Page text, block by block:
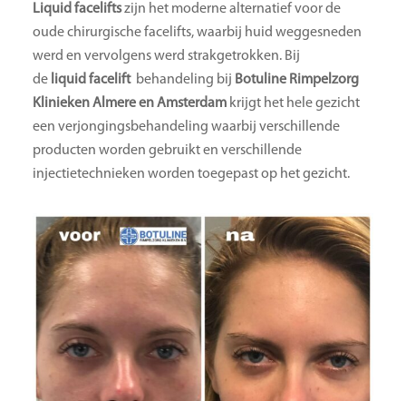
Liquid faceliftszijn het moderne alternatief voor de
oude chirurgische facelifts, waarbij huid weggesneden
werd en vervolgens werd strakgetrokken. Bij
de liquid faceliftbehandeling bij Botuline Rimpelzorg
Klinieken Almere en Amsterdam krijgt het hele gezicht
een verjongingsbehandeling waarbij verschillende
producten worden gebruikt en verschillende
injectietechnieken worden toegepast op het gezicht.